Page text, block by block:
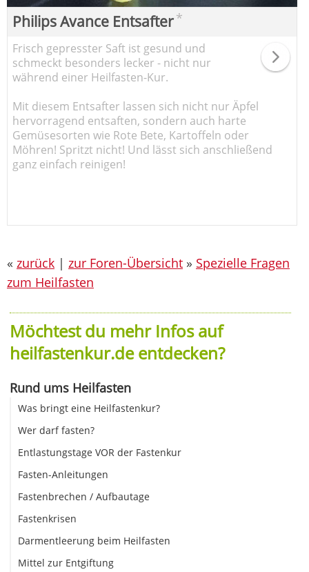
Philips Avance Entsafter*
Frisch gepresster Saft ist gesund und
schmeckt besonders lecker - nicht nur
während einer Heilfasten-Kur.
Mit diesem Entsafter lassen sich nicht nur Äpfel
hervorragend entsaften, sondern auch harte
Gemüsesorten wie Rote Bete, Kartoffeln oder
Möhren! Spritzt nicht! Und lässt sich anschließend
ganz einfach reinigen!
« zurück | zur Foren-Übersicht » Spezielle Fragen
zum Heilfasten
Möchtest du mehr Infos auf
heilfastenkur.de entdecken?
Rund ums Heilfasten
Was bringt eine Heilfastenkur?
Wer darf fasten?
Entlastungstage VOR der Fastenkur
Fasten-Anleitungen
Fastenbrechen / Aufbautage
Fastenkrisen
Darmentleerung beim Heilfasten
Mittel zur Entgiftung